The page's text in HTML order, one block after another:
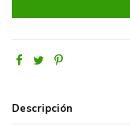
Descripción